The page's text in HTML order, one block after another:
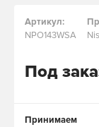
Артикул:
NPO143WSA
Под
Принимаем